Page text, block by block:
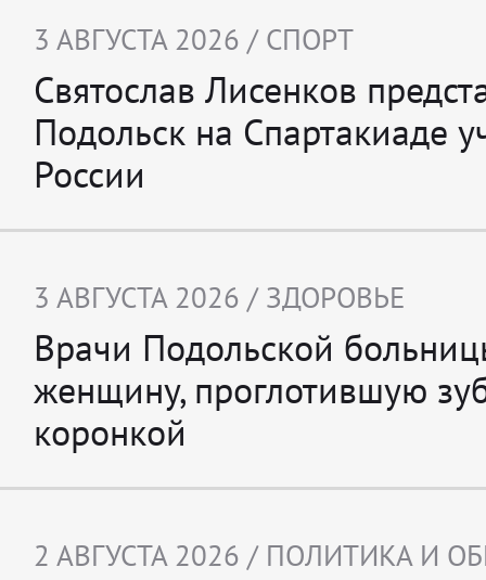
3 АВГУСТА 2026 / СПОРТ
Святослав Лисенков
Подольск на Спартакиаде
России
3 АВГУСТА 2026 / ЗДОРОВЬЕ
Врачи Подольской
женщину, проглотившую
коронкой
2 АВГУСТА 2026 / ПОЛИТИКА И